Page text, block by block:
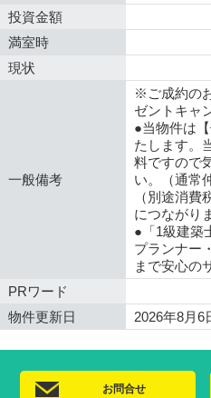
投資金額
満室時
現状
一般備考
※ご成約の
ゼントキャ
●当物件は
たします。
料ですので
い。（通常
（別途消
につながり
●「1級建築
プランナー
まで安心の
PRワード
物件更新日
2026年8月6
お問合せ